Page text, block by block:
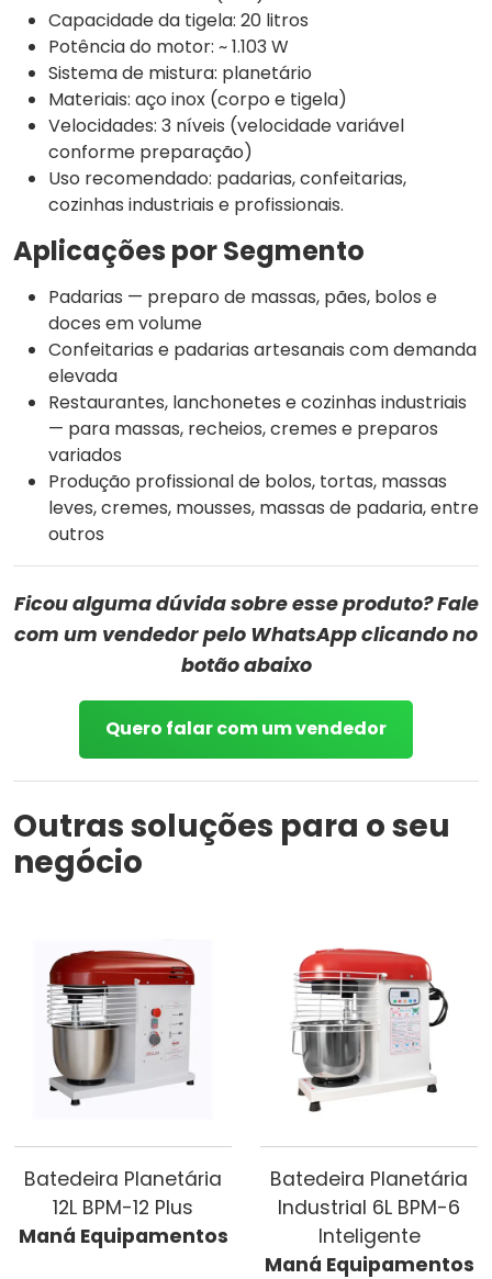
Capacidade da tigela: 20 litros
Potência do motor: ~ 1.103 W
Sistema de mistura: planetário
Materiais: aço inox (corpo e tigela)
Velocidades: 3 níveis (velocidade variável
conforme preparação)
Uso recomendado: padarias, confeitarias,
cozinhas industriais e profissionais.
Aplicações por Segmento
Padarias — preparo de massas, pães, bolos e
doces em volume
Confeitarias e padarias artesanais com demanda
elevada
Restaurantes, lanchonetes e cozinhas industriais
— para massas, recheios, cremes e preparos
variados
Produção profissional de bolos, tortas, massas
leves, cremes, mousses, massas de padaria, entre
outros
Ficou alguma dúvida sobre esse produto? Fale
com um vendedor pelo WhatsApp clicando no
botão abaixo
Quero falar com um vendedor
Outras soluções para o seu
negócio
Batedeira Planetária
12L BPM-12 Plus
Maná Equipamentos
Batedeira Planetária
Industrial 6L BPM-6
Inteligente
Maná Equipamentos